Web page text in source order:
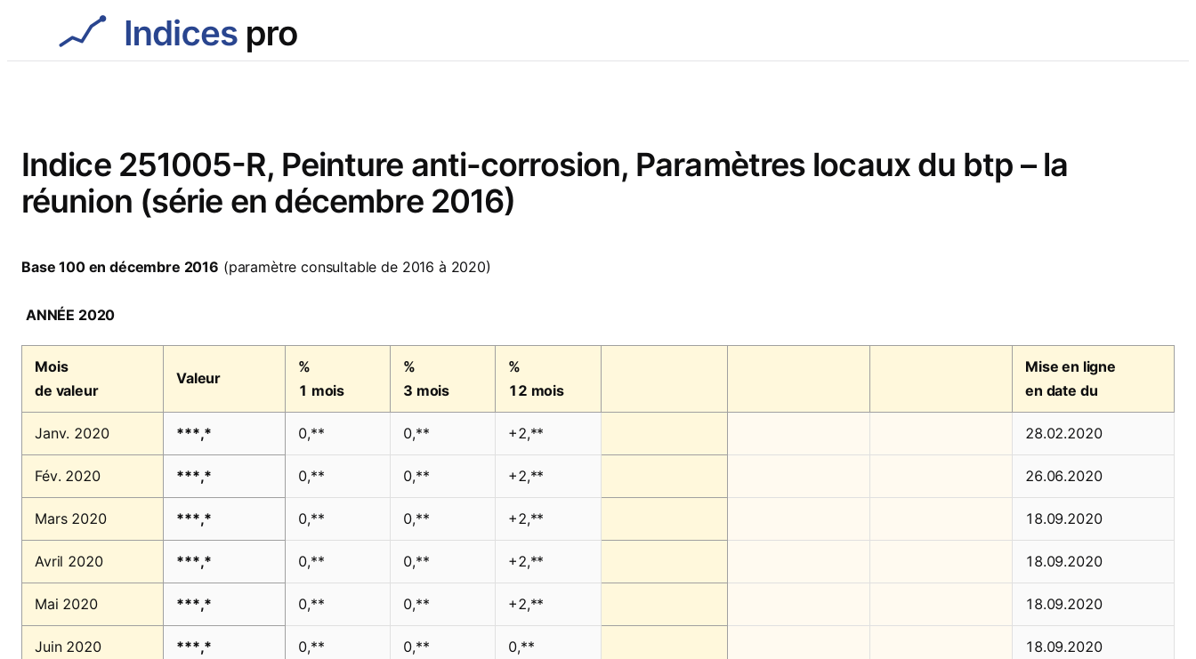
contenu
Indice 251005-R, Peinture anti-corrosion, Paramètres locaux du btp – la
réunion (série en décembre 2016)
Base 100 en décembre 2016 (paramètre consultable de 2016 à 2020)
ANNÉE 2020
Mois
de valeur
Valeur
%
1 mois
%
3 mois
%
12 mois
Mise en ligne
en date du
Janv. 2020 ***,* 0,** 0,** +2,** 28.02.2020
Fév. 2020 ***,* 0,** 0,** +2,** 26.06.2020
Mars 2020 ***,* 0,** 0,** +2,** 18.09.2020
Avril 2020 ***,* 0,** 0,** +2,** 18.09.2020
Mai 2020 ***,* 0,** 0,** +2,** 18.09.2020
Juin 2020 ***,* 0,** 0,** 0,** 18.09.2020